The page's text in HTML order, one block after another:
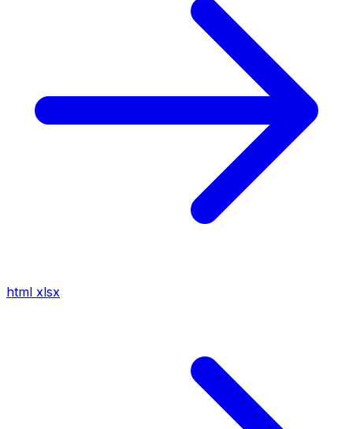
html xlsx